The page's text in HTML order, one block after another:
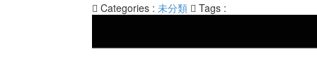
Categories : 未分類 Tags :